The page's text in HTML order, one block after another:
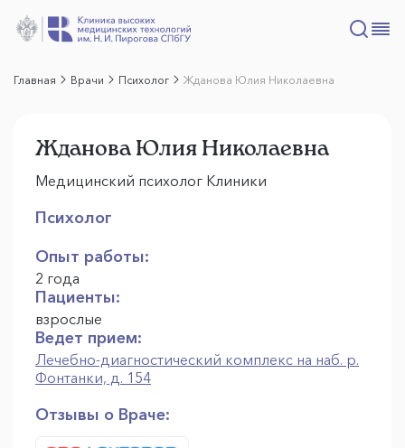
Главная Врачи Психолог Жданова Юлия Николаевна
Жданова Юлия Николаевна
Медицинский психолог Клиники
Психолог
Опыт работы:
2 года
Пациенты:
взрослые
Ведет прием:
Лечебно-диагностический комплекс на наб. р.
Фонтанки, д. 154
Отзывы о Враче: